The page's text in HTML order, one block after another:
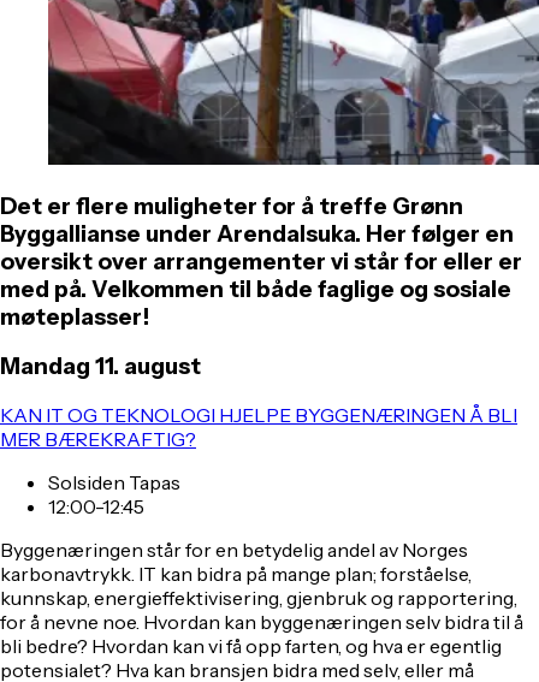
Det er flere muligheter for å treffe Grønn
Byggallianse under Arendalsuka. Her følger en
oversikt over arrangementer vi står for eller er
med på. Velkommen til både faglige og sosiale
møteplasser!
Mandag 11. august
KAN IT OG TEKNOLOGI HJELPE BYGGENÆRINGEN Å BLI
MER BÆREKRAFTIG?
Solsiden Tapas
12:00-12:45
Byggenæringen står for en betydelig andel av Norges
karbonavtrykk. IT kan bidra på mange plan; forståelse,
kunnskap, energieffektivisering, gjenbruk og rapportering,
for å nevne noe. Hvordan kan byggenæringen selv bidra til å
bli bedre? Hvordan kan vi få opp farten, og hva er egentlig
potensialet? Hva kan bransjen bidra med selv, eller må